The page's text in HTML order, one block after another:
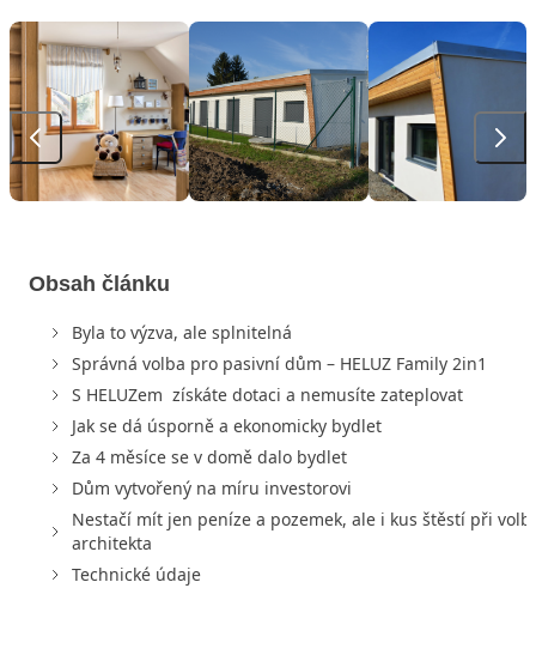
Obsah článku
Byla to výzva, ale splnitelná
Správná volba pro pasivní dům – HELUZ Family 2in1
S HELUZem získáte dotaci a nemusíte zateplovat
Jak se dá úsporně a ekonomicky bydlet
Za 4 měsíce se v domě dalo bydlet
Dům vytvořený na míru investorovi
Nestačí mít jen peníze a pozemek, ale i kus štěstí při
architekta
Technické údaje